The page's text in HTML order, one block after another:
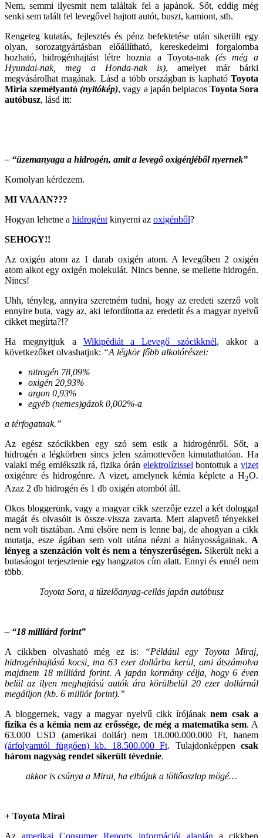
Nem, semmi ilyesmit nem találtak fel a japánok. Sőt, eddig még
senki sem talált fel levegővel hajtott autót, buszt, kamiont, stb.
Rengeteg kutatás, fejlesztés és pénz befektetése után sikerült egy
olyan, sorozatgyártásban előállítható, kereskedelmi forgalomba
hozható, hidrogénhajtást létre hoznia a Toyota-nak (és még a
Hyundai-nak, meg a Honda-nak is), amelyet már bárki
megvásárolhat magának. Lásd a több országban is kapható Toyota
Miria személyautó(nyitókép), vagy a japán belpiacos Toyota Sora
autóbusz, lásd itt:
– “üzemanyaga a hidrogén, amit a levegő oxigénjéből nyernek”
Komolyan kérdezem.
MI VAAAN???
Hogyan lehetne a hidrogént kinyerni az oxigénből?
SEHOGY!!
Az oxigén atom az 1 darab oxigén atom. A levegőben 2 oxigén
atom alkot egy oxigén molekulát. Nincs benne, se mellette hidrogén.
Nincs!
Uhh, tényleg, annyira szeretném tudni, hogy az eredeti szerző volt
ennyire buta, vagy az, aki lefordította az eredetit és a magyar nyelvű
cikket megírta?!?
Ha megnyitjuk a Wikipédiát a Levegő szócikknél, akkor a
következőket olvashatjuk: “A légkör főbb alkotórészei:
nitrogén 78,09%
oxigén 20,93%
argon 0,93%
egyéb (nemes)gázok 0,002%-a
a térfogatnak.”
Az egész szócikkben egy szó sem esik a hidrogénről. Sőt, a
hidrogén a légkörben sincs jelen számottevően kimutathatóan. Ha
valaki még emlékszik rá, fizika órán elektrolízissel bontottuk avizet
oxigénre és hidrogénre. A vizet, amelynek kémia képlete a H2O.
Azaz 2 db hidrogén és 1 db oxigén atomból áll.
Okos bloggerünk, vagy a magyar cikk szerzője ezzel a két dologgal
magát és olvasóit is össze-vissza zavarta. Mert alapvető tényekkel
nem volt tisztában. Ami elsőre nem is lenne baj, de ahogyan a cikk
mutatja, esze ágában sem volt utána nézni a hiányosságainak. A
lényeg a szenzáción volt és nem a tényszerűségen.Sikerült neki a
butasáogot terjesztenie egy hangzatos cím alatt. Ennyi és ennél nem
több.
Toyota Sora, a tüzelőanyag-cellás japán autóbusz
– “18 milliárd forint”
A cikkben olvasható még ez is:
“Például egy Toyota Miraj,
hidrogénhajtású kocsi, ma 63 ezer dollárba kerül, ami átszámolva
majdnem 18 milliárd forint.A japán kormány célja, hogy 6 éven
belül az ilyen meghajtású autók ára körülbelül 20 ezer dollárnál
megálljon (kb. 6 milliór forint).”
A bloggernek, vagy a magyar nyelvű cikk írójánaknem csak a
fizika és a kémia nem az erőssége, de még a matematika sem. A
63.000 USD (amerikai dollár) nem 18.000.000.000 Ft, hanem
(árfolyamtól függően) kb. 18.500.000 Ft. Tulajdonképpen csak
három nagyság rendet sikerült tévednie.
akkor is csúnya a Mirai, ha elbújuk a töltőoszlop mögé…
+ Toyota Mirai